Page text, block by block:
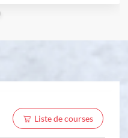
Liste de courses